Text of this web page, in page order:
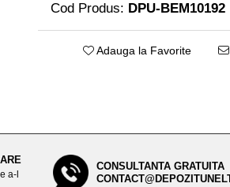
Cod Produs: DPU-BEM10192
Adauga la Favorite
a-l
CONSULTANTA GRATUITA